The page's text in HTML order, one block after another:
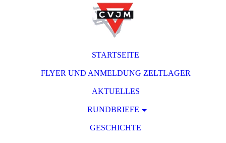
STARTSEITE
FLYER UND ANMELDUNG ZELTLAGER
AKTUELLES
RUNDBRIEFE
GESCHICHTE